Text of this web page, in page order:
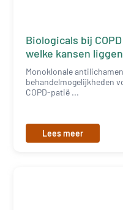
Biologicals bij
welke kansen
Monoklonale
behandelmogelijkheden
COPD-patië ...
Lees meer